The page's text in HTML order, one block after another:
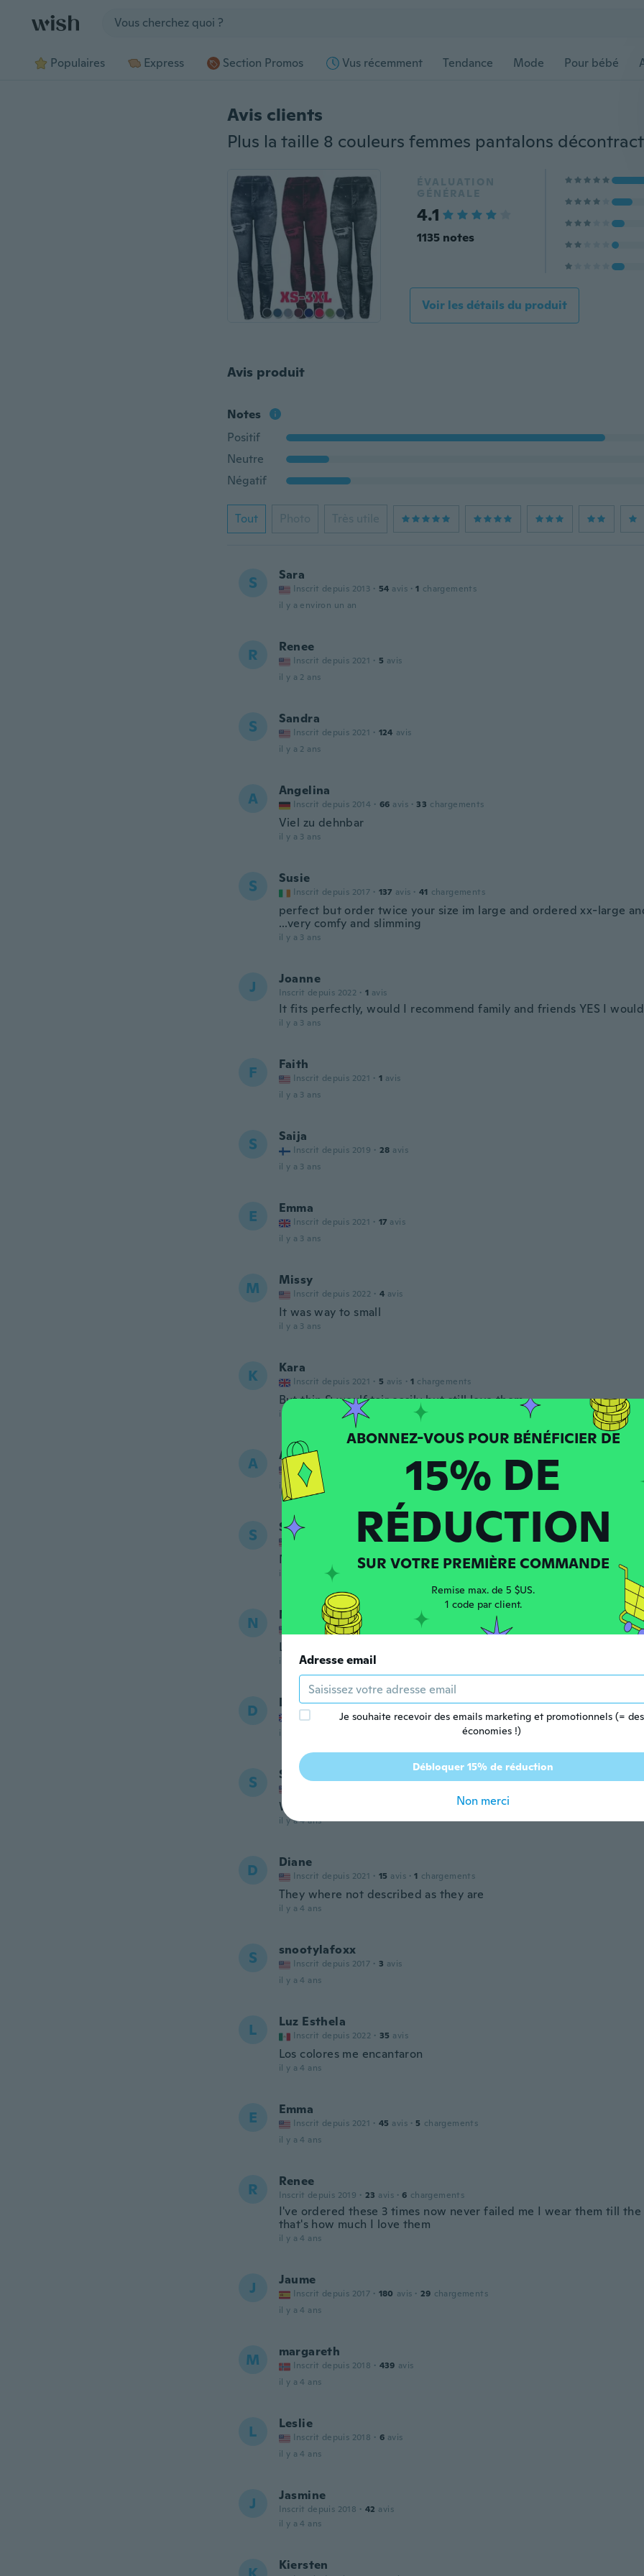
Populaires Express Section Promos Vus récemment Tendance Mode Pour bébé
Avis clients
ÉVALUATION
GÉNÉRALE
4.1
1135 notes
Voir les détails du produit
Avis produit
Notes
Positif
Neutre
Négatif
Tout Photo Très utile
S Sara
Inscrit depuis 2013 · 54 avis · 1 chargements
il y a environ un an
R Renee
Inscrit depuis 2021 · 5 avis
il y a 2 ans
S Sandra
Inscrit depuis 2021 · 124 avis
il y a 2 ans
A Angelina
Inscrit depuis 2014 · 66 avis · 33 chargements
Viel zu dehnbar
il y a 3 ans
S Susie
Inscrit depuis 2017 · 137 avis · 41 chargements
perfect but order twice your size im large and ordered xx-large
...very comfy and slimming
il y a 3 ans
J Joanne
Inscrit depuis 2022 · 1 avis
It fits perfectly, would I recommend family and friends YES I would
il y a 3 ans
F Faith
Inscrit depuis 2021 · 1 avis
il y a 3 ans
S Saija
Inscrit depuis 2019 · 28 avis
il y a 3 ans
E Emma
Inscrit depuis 2021 · 17 avis
il y a 3 ans
M Missy
Inscrit depuis 2022 · 4 avis
It was way to small
il y a 3 ans
K Kara
Inscrit depuis 2021 · 5 avis · 1 chargements
But thin & woulf tair easily but still love them
il y a 3 ans
A April
Inscrit depuis 2018 avis ·
chargements
il y a 3 ans
S Sharney
Inscrit depuis 2018 · 43 avis
Never received the order
il y a 3 ans
N Nicci
Inscrit depuis 2017
Love them!
il y a 3 ans
D David
Inscrit depuis 2017 · 4 avis
il y a 3 ans
S Susan
Way to small...
il y a 4 ans
D Diane
Inscrit depuis 2021 · 15 avis · 1 chargements
They where not described as they are
il y a 4 ans
S snootylafoxx
Inscrit depuis 2017 · 3 avis
il y a 4 ans
L Luz Esthela
Inscrit depuis 2022 · 35 avis
Los colores me encantaron
il y a 4 ans
E Emma
Inscrit depuis 2021 · 45 avis · 5 chargements
il y a 4 ans
R Renee
Inscrit depuis 2019 · 23 avis · 6 chargements
I've ordered these 3 times now never failed me I wear them till
that's how much I love them
il y a 4 ans
J Jaume
Inscrit depuis 2017 · 180 avis · 29 chargements
il y a 4 ans
M margareth
Inscrit depuis 2018 · 439 avis
il y a 4 ans
L Leslie
Inscrit depuis 2018 · 6 avis
il y a 4 ans
J Jasmine
Inscrit depuis 2018 · 42 avis
il y a 4 ans
Kiersten
15% DE
RÉDUCTION
SUR VOTRE PREMIÈRE COMMANDE
Remise max. de 5 $US.
1 code par client.
Adresse email
Je souhaite recevoir des emails marketing et promotionnels (= des
économies !)
Débloquer 15% de réduction
Non merci